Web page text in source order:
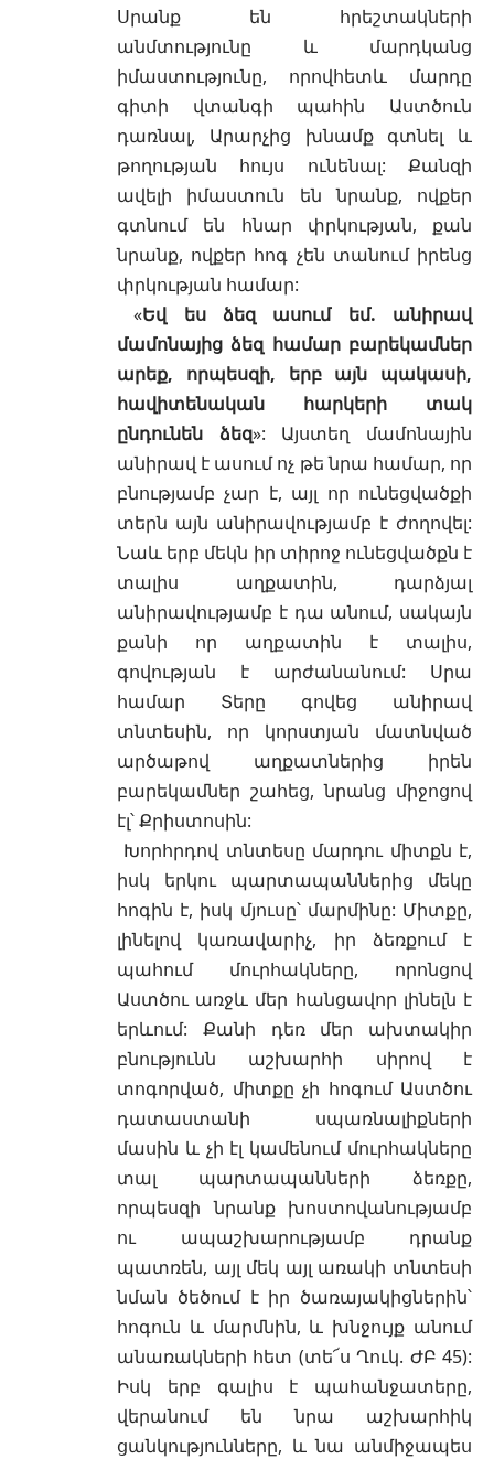
Սրանք են հրեշտակների
անմտությունը և մարդկանց
իմաստությունը, որովհետև մարդը
գիտի վտանգի պահին Աստծուն
դառնալ, Արարչից խնամք գտնել և
թողության հույս ունենալ: Քանզի
ավելի իմաստուն են նրանք, ովքեր
գտնում են հնար փրկության, քան
նրանք, ովքեր հոգ չեն տանում իրենց
փրկության համար:
«Եվ ես ձեզ ասում եմ. անիրավ
մամոնայից ձեզ համար բարեկամներ
արեք, որպեսզի, երբ այն պակասի,
հավիտենական հարկերի տակ
ընդունեն ձեզ»: Այստեղ մամոնային
անիրավ է ասում ոչ թե նրա համար, որ
բնությամբ չար է, այլ որ ունեցվածքի
տերն այն անիրավությամբ է ժողովել:
Նաև երբ մեկն իր տիրոջ ունեցվածքն է
տալիս աղքատին, դարձյալ
անիրավությամբ է դա անում, սակայն
քանի որ աղքատին է տալիս,
գովության է արժանանում: Սրա
համար Տերը գովեց անիրավ
տնտեսին, որ կորստյան մատնված
արծաթով աղքատներից իրեն
բարեկամներ շահեց, նրանց միջոցով
էլ՝Քրիստոսին:
Խորհրդով տնտեսը մարդու միտքն է,
իսկ երկու պարտապաններից մեկը
հոգին է, իսկ մյուսը՝ մարմինը: Միտքը,
լինելով կառավարիչ, իր ձեռքում է
պահում մուրհակները, որոնցով
Աստծու առջև մեր հանցավոր լինելն է
երևում: Քանի դեռ մեր ախտակիր
բնությունն աշխարհի սիրով է
տոգորված, միտքը չի հոգում Աստծու
դատաստանի սպառնալիքների
մասին և չի էլ կամենում մուրհակները
տալ պարտապանների ձեռքը,
որպեսզի նրանք խոստովանությամբ
ու ապաշխարությամբ դրանք
պատռեն, այլ մեկ այլ առակի տնտեսի
նման ծեծում է իր ծառայակիցներին՝
հոգուն և մարմնին, և խնջույք անում
անառակների հետ (տե՜սՂուկ. ԺԲ 45):
Իսկ երբ գալիս է պահանջատերը,
վերանում են նրա աշխարհիկ
ցանկությունները, և նա անմիջապես